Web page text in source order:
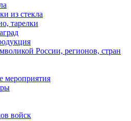
из стекла
тарелки
России, регионов, стран
мероприятия
войск